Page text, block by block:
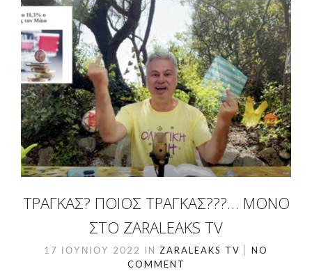
ΤΡΆΓΚΑΣ? ΠΟΙΟΣ ΤΡΆΓΚΑΣ???… ΜΌΝΟ
ΣΤΟ ZARALEAKS TV
17 ΙΟΥΝΊΟΥ 2022 IN ZARALEAKS TV
NO
COMMENT